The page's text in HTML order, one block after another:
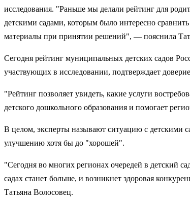
исследования. "Раньше мы делали рейтинг для
детскими садами, которым было интересно
материалы при принятии решений", — пояснила
Сегодня рейтинг муниципальных детских садов
участвующих в исследовании, подтверждает
"Рейтинг позволяет увидеть, какие услуги
детского дошкольного образования и помогает
В целом, эксперты называют ситуацию с детскими
улучшению хотя бы до "хорошей".
"Сегодня во многих регионах очередей в детский
садах станет больше, и возникнет здоровая
Татьяна Волосовец.